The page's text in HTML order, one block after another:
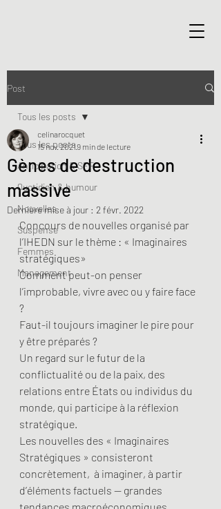
Post
Tous les posts
Anticipation & SFF
Quotidien & humour
Nouvelles
Suspense
Femmes
Management
Tous les posts
Gènes de destruction
massive
celinarocquet
15 nov. 20219 min de lecture
Dernière mise à jour : 2 févr. 2022
Concours de nouvelles organisé par
l’IHEDN sur le thème : « Imaginaires
stratégiques»
Comment peut-on penser
l’improbable, vivre avec ou y faire face
?
Faut-il toujours imaginer le pire pour
y être préparés ?
Un regard sur le futur de la
conflictualité ou de la paix, des
relations entre États ou individus du
monde, qui participe à la réflexion
stratégique.
Les nouvelles des « Imaginaires
Stratégiques » consisteront
concrètement,  à imaginer, à partir
d’éléments factuels — grandes